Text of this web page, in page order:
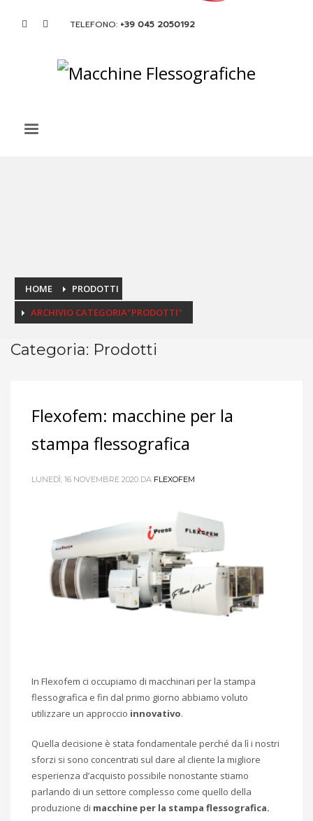
TELEFONO: +39 045 2050192
HOME
PRODOTTI
ARCHIVIO CATEGORIA"PRODOTTI"
Categoria: Prodotti
Flexofem: macchine per la
stampa flessografica
LUNEDÌ, 16 NOVEMBRE 2020 DA FLEXOFEM
In Flexofem ci occupiamo di macchinari per la stampa
flessografica e fin dal primo giorno abbiamo voluto
utilizzare un approccio innovativo.
Quella decisione è stata fondamentale perché da lì i nostri
sforzi si sono concentrati sul dare al cliente la migliore
esperienza d’acquisto possibile nonostante stiamo
parlando di un settore complesso come quello della
produzione di macchine per la stampa flessografica.